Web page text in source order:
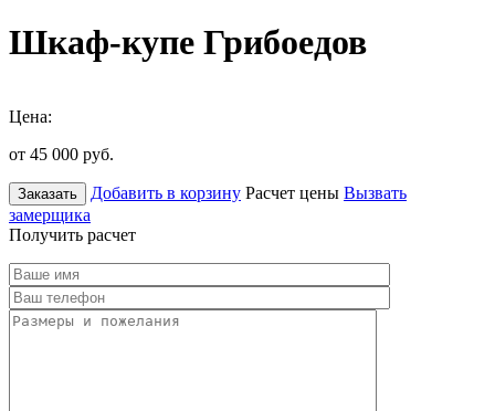
Шкаф-купе Грибоедов
Цена:
от 45 000 руб.
Заказать Добавить в корзину Расчет цены Вызвать
замерщика
Получить расчет